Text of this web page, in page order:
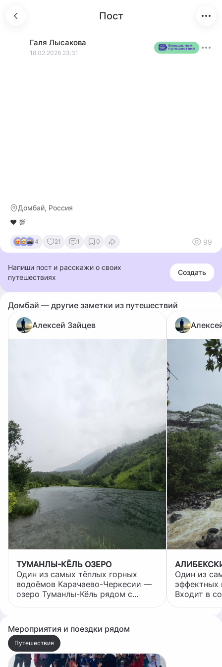
Пост
Галя Лысакова
18.02.2026 23:31
Домбай, Россия
❤️ 💯
4 21 1 0 99
Напиши пост и расскажи о своих
путешествиях
Создать
Домбай — другие заметки из путешествий
Алексей Зайцев
ТУМАНЛЫ-КЁЛЬ ОЗЕРО
Один из самых тёплых горных
водоёмов Карачаево-Черкесии —
озеро Туманлы-Кёль рядом с
Домбаем. Несмотря на то, что оно
здесь бывает ещё в мае, за лето
вода прогревается до +18-20 °C.
Это само по себе неестественно
для ледниковых водоёмов.
Один из
эффектных
Входит в
Мероприятия и поездки рядом
Путешествия